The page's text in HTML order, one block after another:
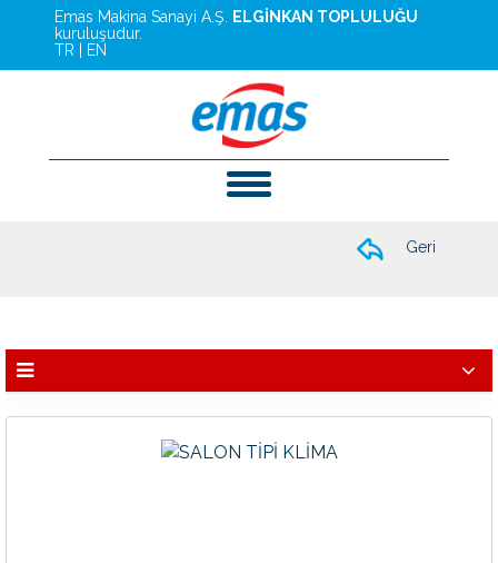
Emas Makina Sanayi A.Ş.
ELGİNKAN TOPLULUĞU
kuruluşudur.
TR
EN
Geri
Hafif Ticari Klimalar